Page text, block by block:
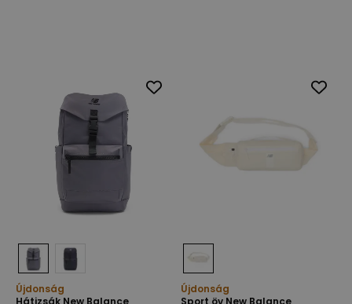
Újdonság
Hátizsák New Balance
Újdonság
Sport öv New Balance